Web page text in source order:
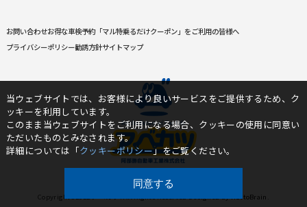
お問い合わせお得な車検予約「マル特乗るだけクーポン」をご利用の皆様へ
プライバシーポリシー勧誘方針サイトマップ
Copyright©2022 アベカツ. All Rights Reserved Designed byTrattoBrain.
当ウェブサイトでは、お客様により良いサービスをご提供するため、ク
ッキーを利用しています。
このまま当ウェブサイトをご利用になる場合、クッキーの使用に同意い
ただいたものとみなされます。
詳細については「クッキーポリシー」をご覧ください。
同意する